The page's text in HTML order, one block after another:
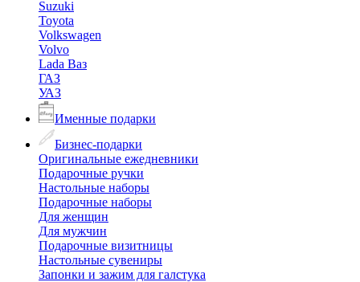
Suzuki
Toyota
Volkswagen
Volvo
Lada Ваз
ГАЗ
УАЗ
Именные подарки
Бизнес-подарки
Оригинальные ежедневники
Подарочные ручки
Настольные наборы
Подарочные наборы
Для женщин
Для мужчин
Подарочные визитницы
Настольные сувениры
Запонки и зажим для галстука